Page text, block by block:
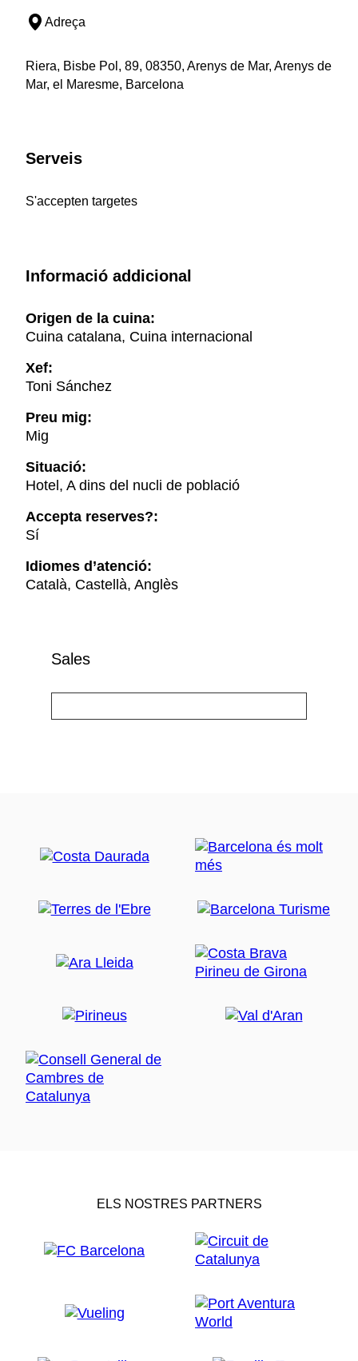
Adreça
Riera, Bisbe Pol, 89, 08350, Arenys de Mar, Arenys de
Mar, el Maresme, Barcelona
Serveis
S'accepten targetes
Informació addicional
Origen de la cuina:
Cuina catalana, Cuina internacional
Xef:
Toni Sánchez
Preu mig:
Mig
Situació:
Hotel, A dins del nucli de població
Accepta reserves?:
Sí
Idiomes d’atenció:
Català, Castellà, Anglès
Sales
ELS NOSTRES PARTNERS